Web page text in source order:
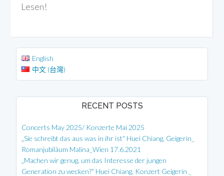
Lesen!
English
中文 (台灣)
RECENT POSTS
Concerts May 2025/ Konzerte Mai 2025
„Sie schreibt das aus was in ihr ist“ Huei Chiang, Geigerin_
Romanjubiläum Malina_Wien 17.6.2021
„Machen wir genug, um das Interesse der jungen
Generation zu wecken?“ Huei Chiang, Konzert Geigerin _